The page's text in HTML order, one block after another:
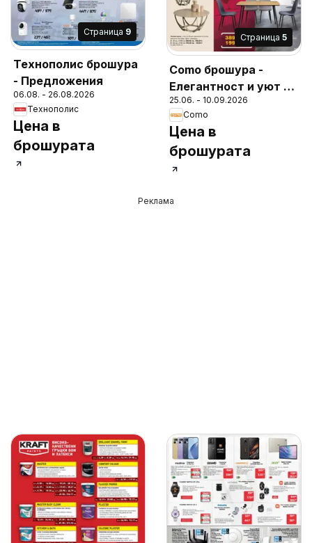
Cтраница 9
Технополис брошура
- Предложения
06.08. - 26.08.2026
Технополис
Цена в
брошурата
Cтраница 5
Como брошура -
Елегантност и уют в
модерния дом
25.06. - 10.09.2026
Como
Цена в
брошурата
Реклама